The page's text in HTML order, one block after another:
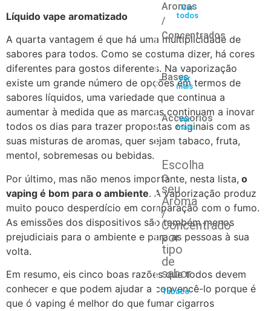
Aromas
/
Concentrados
Ver
todos
Bases
Ver
mais
Accesorios
Ver
mais
Escolha
o
seu
Aroma
/
Concentrado
por
tipo
de
sabor
Tabaco
Líquido vape aromatizado
A quarta vantagem é que há uma multiplicidade de
sabores para todos. Como se costuma dizer, há cores
diferentes para gostos diferentes. Na vaporização
existe um grande número de opções em termos de
sabores líquidos, uma variedade que continua a
aumentar à medida que as marcas continuam a inovar
todos os dias para trazer propostas originais com as
suas misturas de aromas, quer sejam tabaco, fruta,
mentol, sobremesas ou bebidas.
Por último, mas não menos importante, nesta lista, o
vaping é bom para o ambiente. A vaporização produz
muito pouco desperdício em comparação com o fumo.
As emissões dos dispositivos são também menos
prejudiciais para o ambiente e para as pessoas à sua
volta.
Em resumo, eis cinco boas razões que todos devem
conhecer e que podem ajudar a convencê-lo porque é
que ó vaping é melhor do que fumar cigarros